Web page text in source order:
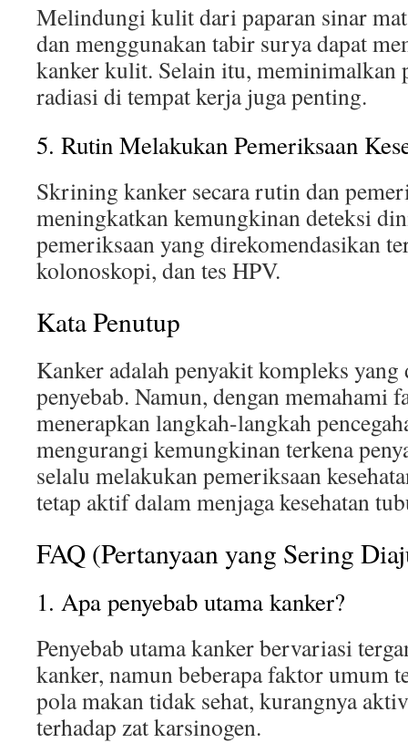
Melindungi kulit dari paparan sinar
dan menggunakan tabir surya dapat
kanker kulit. Selain itu, meminimalkan
radiasi di tempat kerja juga penting.
5. Rutin Melakukan Pemeriksaan
Skrining kanker secara rutin dan
meningkatkan kemungkinan deteksi
pemeriksaan yang direkomendasikan
kolonoskopi, dan tes HPV.
Kata Penutup
Kanker adalah penyakit kompleks
penyebab. Namun, dengan memahami
menerapkan langkah-langkah
mengurangi kemungkinan terkena
selalu melakukan pemeriksaan
tetap aktif dalam menjaga kesehatan
FAQ (Pertanyaan yang Sering
1. Apa penyebab utama kanker?
Penyebab utama kanker bervariasi
kanker, namun beberapa faktor umum
pola makan tidak sehat, kurangnya
terhadap zat karsinogen.